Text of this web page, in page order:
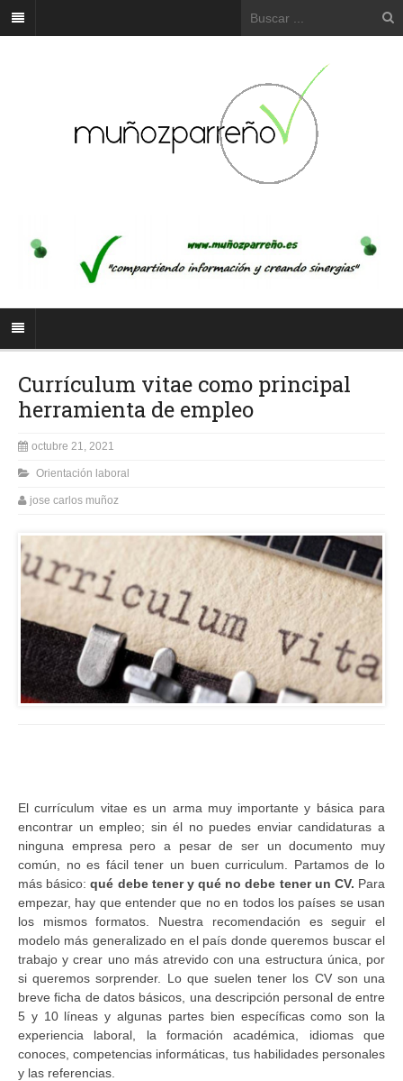
Currículum vitae como principal
herramienta de empleo
octubre 21, 2021
Orientación laboral
jose carlos muñoz
El currículum vitae es un arma muy importante y básica para
encontrar un empleo; sin él no puedes enviar candidaturas a
ninguna empresa pero a pesar de ser un documento muy
común, no es fácil tener un buen curriculum. Partamos de lo
más básico:qué debe tener y qué no debe tener un CV. Para
empezar, hay que entender que no en todos los países se usan
los mismos formatos. Nuestra recomendación es seguir el
modelo más generalizado en el país donde queremos buscar el
trabajo y crear uno más atrevido con una estructura única, por
si queremos sorprender. Lo que suelen tener los CV son una
breve ficha de datos básicos, una descripción personal de entre
5 y 10 líneas y algunas partes bien específicas como son la
experiencia laboral, la formación académica, idiomas que
conoces, competencias informáticas, tus habilidades personales
y las referencias.